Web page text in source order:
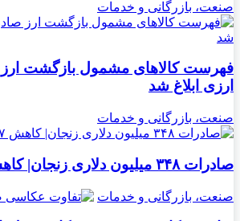
صنعت، بازرگانی و خدمات
فهرست کالاهای مشمول بازگشت ارز
ارزی ابلاغ شد
صنعت، بازرگانی و خدمات
صادرات ۳۴۸ میلیون دلاری زنجان| ‌کاهش ۱۷ درصدی واردات
صنعت، بازرگانی و خدمات